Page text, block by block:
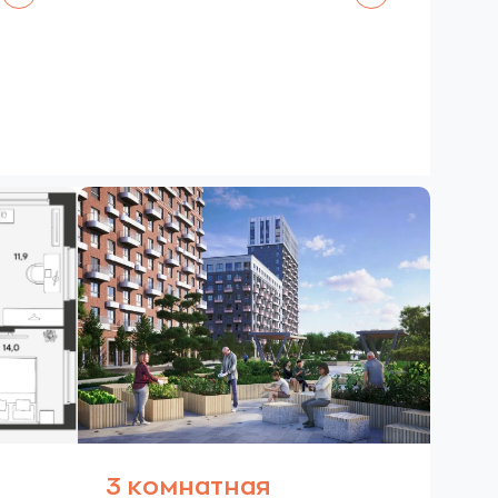
3 комнатная